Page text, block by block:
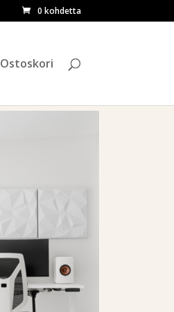
0 kohdetta
Ostoskori